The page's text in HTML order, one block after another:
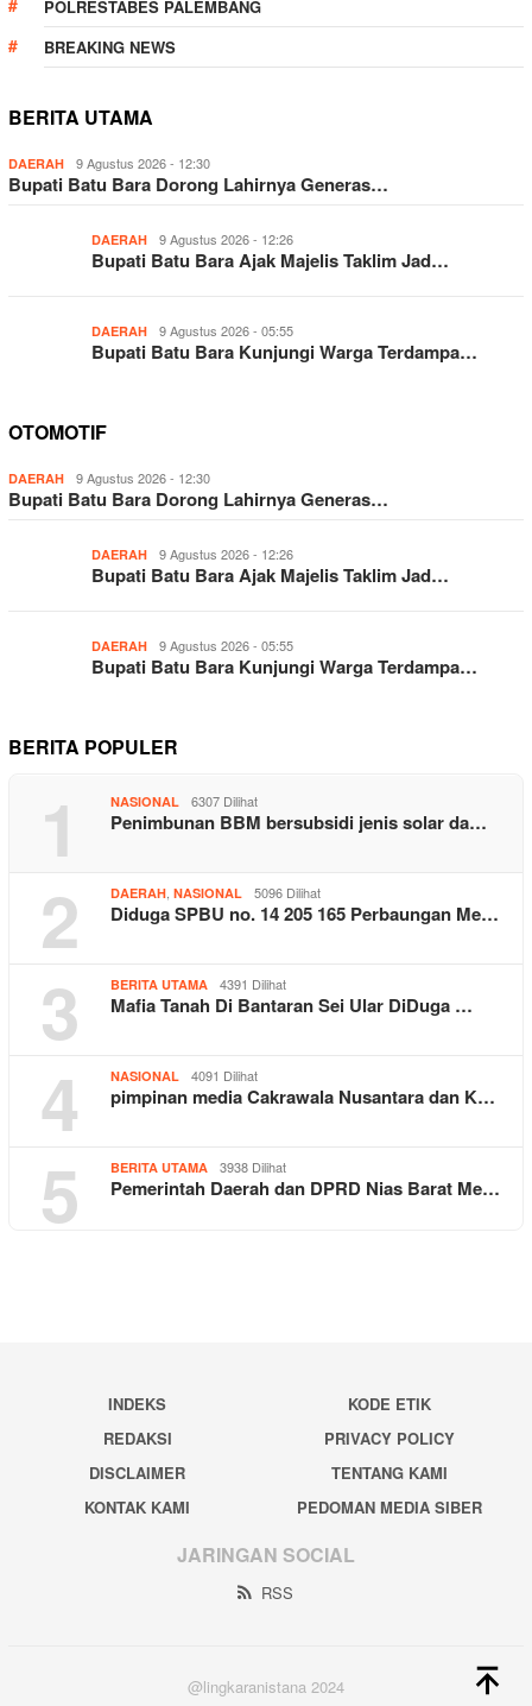
POLRESTABES PALEMBANG
BREAKING NEWS
BERITA UTAMA
DAERAH 9 Agustus 2026 - 12:30
Bupati Batu Bara Dorong Lahirnya Generas…
DAERAH 9 Agustus 2026 - 12:26
Bupati Batu Bara Ajak Majelis Taklim Jad…
DAERAH 9 Agustus 2026 - 05:55
Bupati Batu Bara Kunjungi Warga Terdampa…
OTOMOTIF
DAERAH 9 Agustus 2026 - 12:30
Bupati Batu Bara Dorong Lahirnya Generas…
DAERAH 9 Agustus 2026 - 12:26
Bupati Batu Bara Ajak Majelis Taklim Jad…
DAERAH 9 Agustus 2026 - 05:55
Bupati Batu Bara Kunjungi Warga Terdampa…
BERITA POPULER
1 NASIONAL 6307 Dilihat
Penimbunan BBM bersubsidi jenis solar da…
2 DAERAH NASIONAL 5096 Dilihat
Diduga SPBU no. 14 205 165 Perbaungan Me…
3 BERITA UTAMA 4391 Dilihat
Mafia Tanah Di Bantaran Sei Ular DiDuga …
4 NASIONAL 4091 Dilihat
pimpinan media Cakrawala Nusantara dan K…
5 BERITA UTAMA 3938 Dilihat
Pemerintah Daerah dan DPRD Nias Barat Me…
INDEKS
KODE ETIK
REDAKSI
PRIVACY POLICY
DISCLAIMER
TENTANG KAMI
KONTAK KAMI
PEDOMAN MEDIA SIBER
JARINGAN SOCIAL
RSS
@lingkaranistana 2024